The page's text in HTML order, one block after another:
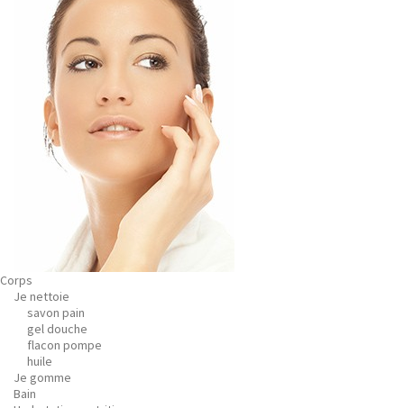
Corps
Je nettoie
savon pain
gel douche
flacon pompe
huile
Je gomme
Bain